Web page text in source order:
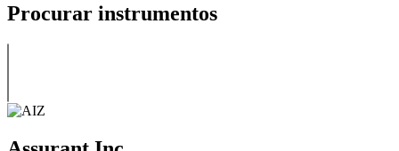
Procurar instrumentos